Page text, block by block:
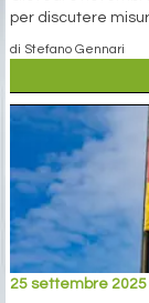
per discutere
di Stefano Gennari
25 settembre 2025